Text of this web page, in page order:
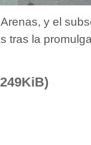
y el
tras la